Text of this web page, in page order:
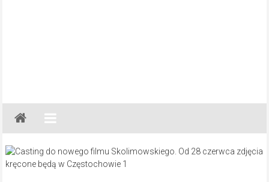
Gazeta
Regionalna
Częstochowa,
Kłobuck,